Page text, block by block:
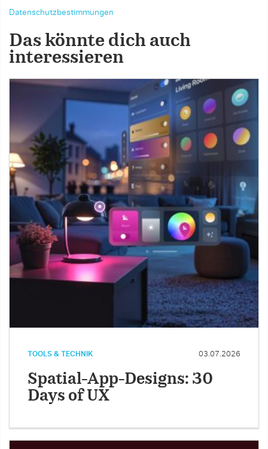
Datenschutzbestimmungen
Das könnte dich auch
interessieren
TOOLS & TECHNIK 03.07.2026
Spatial-App-Designs: 30
Days of UX